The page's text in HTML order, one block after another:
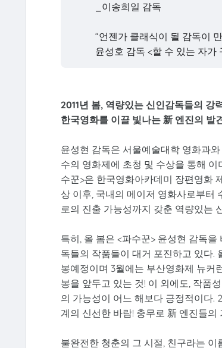
_이송희일 감독
“언젠가 클래식이 될 감독이
윤성호 감독 <할 수 있는 자가
2011년 봄, 역량있는 신인감독들의 강
한국영화를 이끌 빛나는 新 엔진의 발
윤성현 감독은 서울예술대학 영화과
수의 영화제에 초청 및 수상을 통해
수꾼>은 한국영화아카데미 장편영화
상 이후, 국내의 메이저 영화사로부터
로의 진출 가능성까지 갖춘 역량있는
특히, 올 봄은 <파수꾼> 윤성현 감독
독들의 작품들이 대거 포진하고 있다.
봉예정이며 3월에는 부산영화제 뉴커
봉을 앞두고 있는 것! 이 외에도, 작품
의 가능성이 어느 해보다 긍정적이다.
계의 신선한 바람! 충무로 新 엔진들
불완전한 청춘의 그 시절, 친구라는